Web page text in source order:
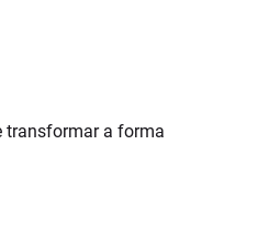
transformar a forma